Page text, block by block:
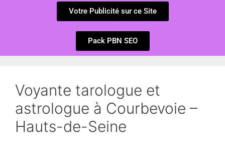
Votre Publicité sur ce Site
Pack PBN SEO
Voyante tarologue et
astrologue à Courbevoie –
Hauts-de-Seine